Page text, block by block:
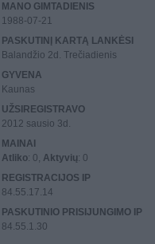
MANO GIMTADIENIS
1988-07-21
PASKUTINĮ KARTĄ LANKĖSI
Balandžio 2d. Trečiadienis
GYVENA
Kaunas
UŽSIREGISTRAVO
2012 sausio 3d.
MAINAI
Atliko: 0, Aktyvių: 0
REGISTRACIJOS IP
84.55.17.14
PASKUTINIO PRISIJUNGIMO IP
84.55.1.30